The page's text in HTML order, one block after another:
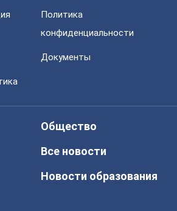
Политика
конфиденциальности
Документы
Общество
Все новости
Новости образования